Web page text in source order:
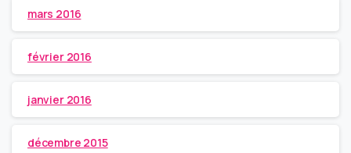
mars 2016
février 2016
janvier 2016
décembre 2015